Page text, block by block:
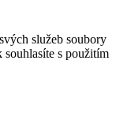
služeb soubory
s použitím